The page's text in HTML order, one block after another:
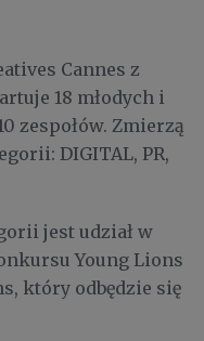
Cannes z
18 młodych i
zespołów. Zmierzą
DIGITAL, PR,
jest udział w
Young Lions
który odbędzie się